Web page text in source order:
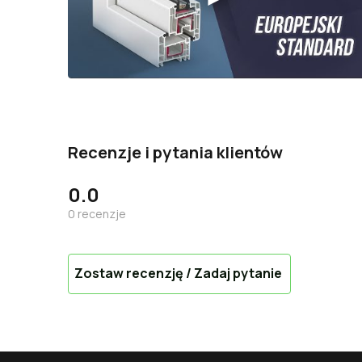
Recenzje i pytania klientów
0.0
0 recenzje
Zostaw recenzję / Zadaj pytanie